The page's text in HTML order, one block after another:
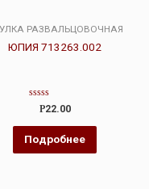
РАЗВАЛЬЦОВОЧНАЯ
ЮПИЯ 713263.002
Оценка
из
5
Р22.00
Подробнее